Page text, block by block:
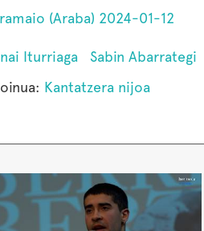
(Araba) 2024-01-12
Iturriaga
Sabin Abarrategi
Kantatzera nijoa